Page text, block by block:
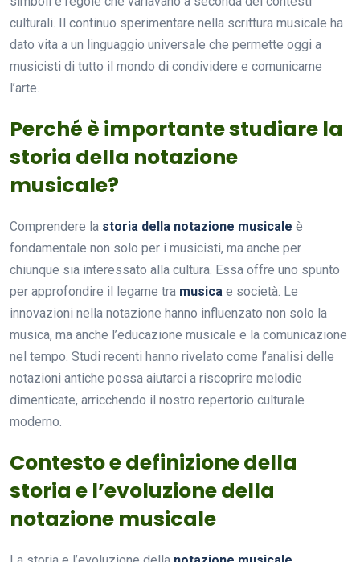
culturali. Il continuo sperimentare nella scrittura musicale ha
dato vita a un linguaggio universale che permette oggi a
musicisti di tutto il mondo di condividere e comunicarne
l’arte.
Perché è importante studiare la
storia della notazione
musicale?
Comprendere la storia della notazione musicale è
fondamentale non solo per i musicisti, ma anche per
chiunque sia interessato alla cultura. Essa offre uno spunto
per approfondire il legame tra musica e società. Le
innovazioni nella notazione hanno influenzato non solo la
musica, ma anche l’educazione musicale e la comunicazione
nel tempo. Studi recenti hanno rivelato come l’analisi delle
notazioni antiche possa aiutarci a riscoprire melodie
dimenticate, arricchendo il nostro repertorio culturale
moderno.
Contesto e definizione della
storia e l’evoluzione della
notazione musicale